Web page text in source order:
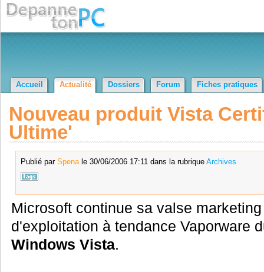
Accueil Actualité Dossiers Forum Fiches pratiques
Nouveau produit Vista
Ultime'
Publié par Spenale 30/06/2006 17:11 dans la rubrique Archives
Microsoft continue sa valse
d'exploitation à tendance Vaporware
Windows Vista.